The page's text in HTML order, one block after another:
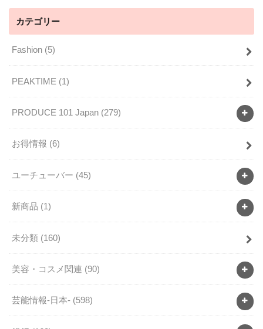
カテゴリー
Fashion (5)
PEAKTIME (1)
PRODUCE 101 Japan (279)
お得情報 (6)
ユーチューバー (45)
新商品 (1)
未分類 (160)
美容・コスメ関連 (90)
芸能情報-日本- (598)